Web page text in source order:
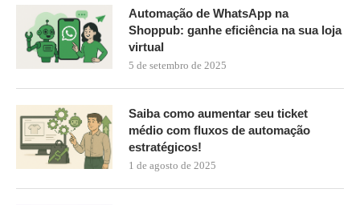
Automação de WhatsApp na
Shoppub: ganhe eficiência na sua loja
virtual
5 de setembro de 2025
Saiba como aumentar seu ticket
médio com fluxos de automação
estratégicos!
1 de agosto de 2025